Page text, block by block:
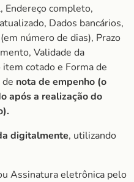
Endereço completo,
Dados bancários,
número de dias), Prazo
Validade da
cotado e Forma de
nota de empenho (o
após a realização do
digitalmente, utilizando
Assinatura eletrônica pelo